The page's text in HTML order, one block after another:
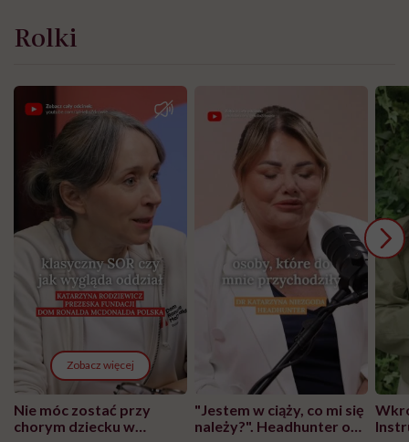
Rolki
Zobacz więcej
Nie móc zostać przy
chorym dziecku w
"Jestem w ciąży, co mi się
należy?". Headhunter o